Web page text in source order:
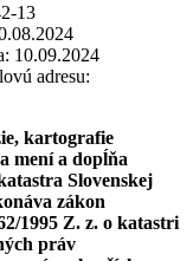
13
10.09.2024
adresu:
kartografie
mení a dopĺňa
Slovenskej
zákon
1995 Z. z. o katastri
práv